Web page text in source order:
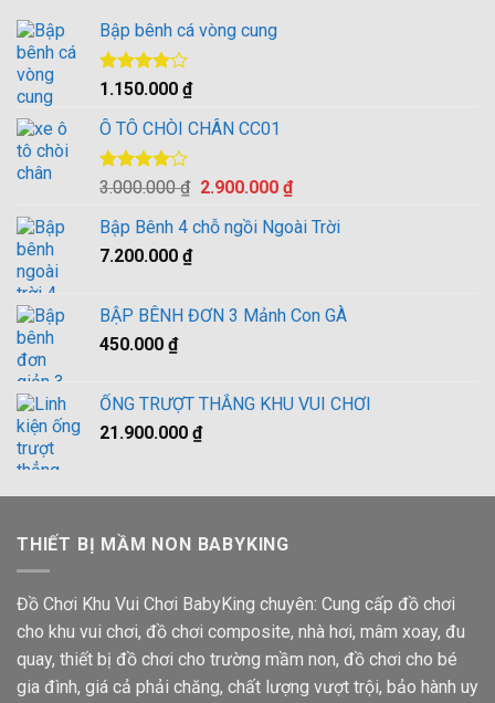
Bập bênh cá vòng cung
Được
4.005
sao
1.150.000 ₫
Ô TÔ CHÒI CHÂN CC01
Được
4.00 5
sao
3.000.000₫ Giá
là:
2.900.000 ₫Giá
tại
Bập Bênh 4 chỗ ngồi Ngoài Trời
7.200.000 ₫
BẬP BÊNH ĐƠN 3 Mảnh Con GÀ
450.000 ₫
ỐNG TRƯỢT THẲNG KHU VUI CHƠI
21.900.000 ₫
THIẾT BỊ MẦM NON BABYKING
Đồ Chơi Khu Vui Chơi BabyKing chuyên: Cung cấp đồ chơi
cho khu vui chơi, đồ chơi composite, nhà hơi, mâm xoay, đu
quay, thiết bị đồ chơi cho trường mầm non, đồ chơi cho bé
gia đình, giá cả phải chăng, chất lượng vượt trội, bảo hành uy